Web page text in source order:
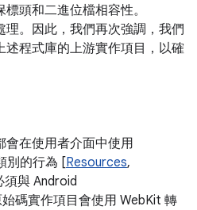
頭和二進位檔相容性。
。因此，我們再次強調，我們
述程式庫的上游實作項目，以確
會在使用者介面中使用
別的行為 [Resources,
須與 Android
碼實作項目會使用 WebKit 轉